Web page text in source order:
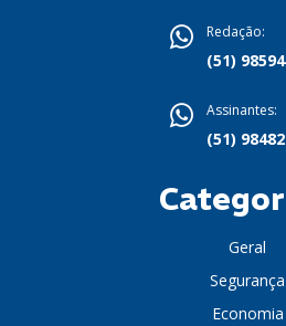
Redação:
(51)
Assinantes:
(51)
Geral
Segurança
Economia